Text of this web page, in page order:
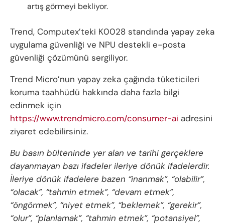
artış görmeyi bekliyor.
Trend, Computex’teki K0028 standında yapay zeka
uygulama güvenliği ve NPU destekli e-posta
güvenliği çözümünü sergiliyor.
Trend Micro’nun yapay zeka çağında tüketicileri
koruma taahhüdü hakkında daha fazla bilgi
edinmek için
https://www.trendmicro.com/consumer-ai adresini
ziyaret edebilirsiniz.
Bu basın bülteninde yer alan ve tarihi gerçeklere
dayanmayan bazı ifadeler ileriye dönük ifadelerdir.
İleriye dönük ifadelere bazen “inanmak”, “olabilir”,
“olacak”, “tahmin etmek”, “devam etmek”,
“öngörmek”, “niyet etmek”, “beklemek”, “gerekir”,
“olur”, “planlamak”, “tahmin etmek”, “potansiyel”,